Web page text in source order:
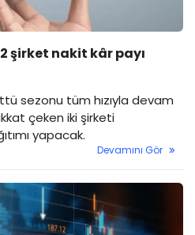
şirket nakit kâr payı
sezonu tüm hızıyla devam
çeken iki şirketi
yapacak.
Devamını Gör